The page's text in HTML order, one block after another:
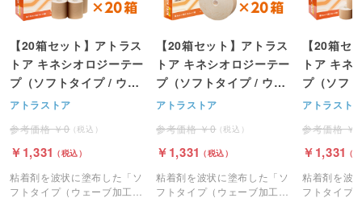
【20箱セット】アトラス
トア キネシオロジーテー
プ（ソフトタイプ / ウェ
ーブ粘着面）幅7.5cm x
アトラストア
0
1,331
粘着剤を波状に塗布した「ソ
フトタイプ（ウェーブ加工・
【20箱セット】アトラス
トア キネシオロジーテー
プ（ソフトタイプ / ウェ
ーブ粘着面）幅5cm x
アトラストア
0
1,331
粘着剤を波状に塗布した「ソ
フトタイプ（ウェーブ加工・
【20箱セ
トア キネ
プ（ソフ
ーブ粘着
アトラスト
1,331
粘着剤を波
フトタイプ